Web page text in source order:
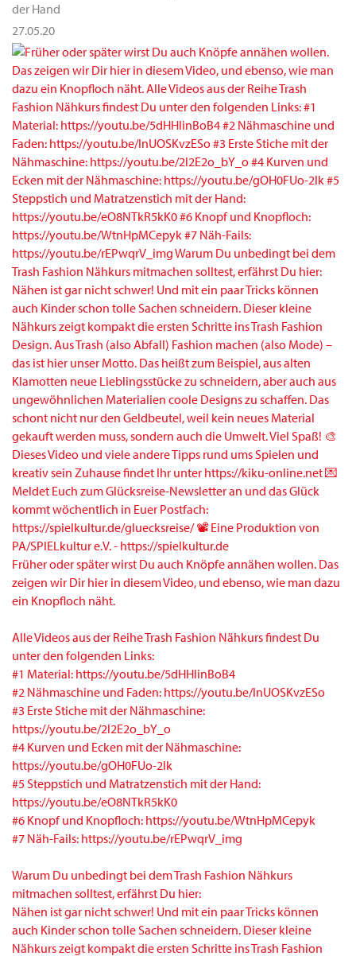
der Hand
27.05.20
Früher oder später wirst Du auch Knöpfe annähen wollen. Das
zeigen wir Dir hier in diesem Video, und ebenso, wie man dazu
ein Knopfloch näht.
Alle Videos aus der Reihe Trash Fashion Nähkurs findest Du
unter den folgenden Links:
#1 Material: https://youtu.be/5dHHlinBoB4
#2 Nähmaschine und Faden: https://youtu.be/InUOSKvzESo
#3 Erste Stiche mit der Nähmaschine:
https://youtu.be/2l2E2o_bY_o
#4 Kurven und Ecken mit der Nähmaschine:
https://youtu.be/gOH0FUo-2lk
#5 Steppstich und Matratzenstich mit der Hand:
https://youtu.be/eO8NTkR5kK0
#6 Knopf und Knopfloch: https://youtu.be/WtnHpMCepyk
#7 Näh-Fails: https://youtu.be/rEPwqrV_img
Warum Du unbedingt bei dem Trash Fashion Nähkurs
mitmachen solltest, erfährst Du hier:
Nähen ist gar nicht schwer! Und mit ein paar Tricks können
auch Kinder schon tolle Sachen schneidern. Dieser kleine
Nähkurs zeigt kompakt die ersten Schritte ins Trash Fashion